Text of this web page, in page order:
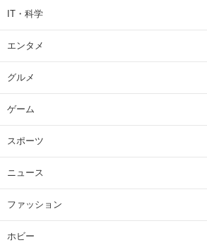
IT・科学
エンタメ
グルメ
ゲーム
スポーツ
ニュース
ファッション
ホビー